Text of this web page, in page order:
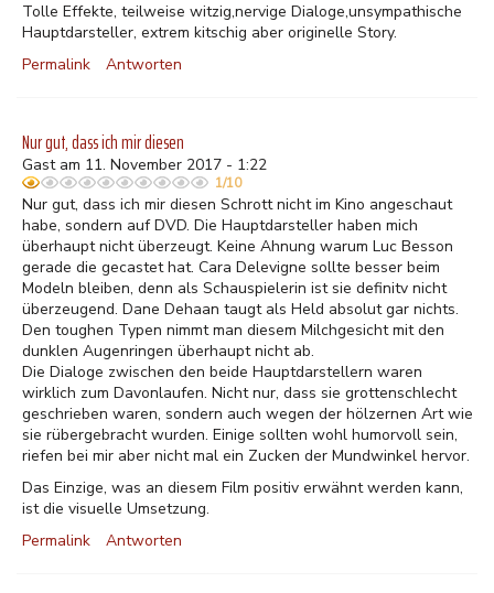
Tolle Effekte, teilweise witzig,nervige Dialoge,unsympathische
Hauptdarsteller, extrem kitschig aber originelle Story.
Permalink
Antworten
Nur gut, dass ich mir diesen
Gast am 11. November 2017 - 1:22
1/10
Nur gut, dass ich mir diesen Schrott nicht im Kino angeschaut
habe, sondern auf DVD. Die Hauptdarsteller haben mich
überhaupt nicht überzeugt. Keine Ahnung warum Luc Besson
gerade die gecastet hat. Cara Delevigne sollte besser beim
Modeln bleiben, denn als Schauspielerin ist sie definitv nicht
überzeugend. Dane Dehaan taugt als Held absolut gar nichts.
Den toughen Typen nimmt man diesem Milchgesicht mit den
dunklen Augenringen überhaupt nicht ab.
Die Dialoge zwischen den beide Hauptdarstellern waren
wirklich zum Davonlaufen. Nicht nur, dass sie grottenschlecht
geschrieben waren, sondern auch wegen der hölzernen Art wie
sie rübergebracht wurden. Einige sollten wohl humorvoll sein,
riefen bei mir aber nicht mal ein Zucken der Mundwinkel hervor.
Das Einzige, was an diesem Film positiv erwähnt werden kann,
ist die visuelle Umsetzung.
Permalink
Antworten